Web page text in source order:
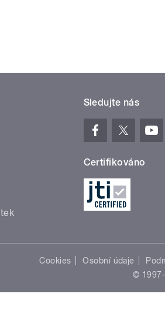
Sledujte nás
Certifikováno
Cookies Osobní údaje
©